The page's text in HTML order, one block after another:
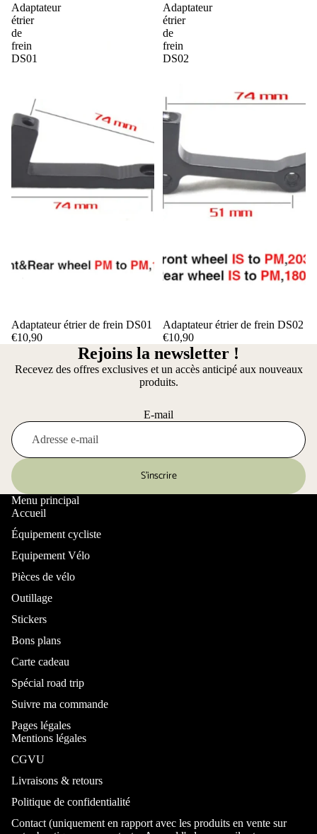
Adaptateur
étrier
de
frein
DS01
Adaptateur étrier de frein DS01
€10,90
Adaptateur
étrier
de
frein
DS02
Adaptateur étrier de frein DS02
€10,90
Rejoins la newsletter !
Recevez des offres exclusives et un accès anticipé aux nouveaux
produits.
E-mail
S’inscrire
Menu principal
Accueil
Équipement cycliste
Equipement Vélo
Pièces de vélo
Outillage
Stickers
Bons plans
Carte cadeau
Spécial road trip
Suivre ma commande
Pages légales
Mentions légales
CGVU
Livraisons & retours
Politique de confidentialité
Contact (uniquement en rapport avec les produits en vente sur